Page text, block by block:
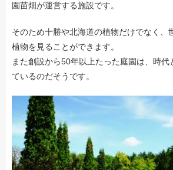
園苗畑が運営する施設です。
そのため十勝や北海道の植物だけでなく、
植物を見ることができます。
また創設から50年以上たった庭園は、時代
ているのだそうです。